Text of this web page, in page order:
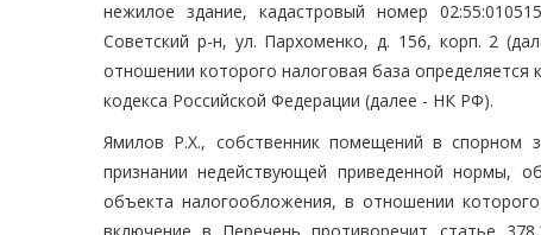
нежилое здание, кадастровый номер
Советский р-н, ул. Пархоменко, д. 156, корп. 2
отношении которого налоговая база определяется
кодекса Российской Федерации (далее - НК РФ).
Ямилов Р.Х., собственник помещений в спорном
признании недействующей приведенной нормы,
объекта налогообложения, в отношении